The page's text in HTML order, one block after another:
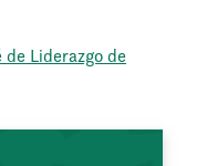
Liderazgo de